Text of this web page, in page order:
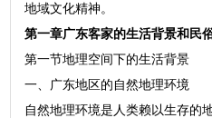
地域文化精神。
第一章广东客家的生活背景和民
第一节地理空间下的生活背景
一、广东地区的自然地理环境
自然地理环境是人类赖以生存的